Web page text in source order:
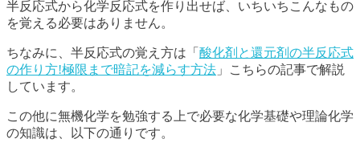
半反応式から化学反応式を作り出せば、いちいちこんなもの
を覚える必要はありません。
ちなみに、半反応式の覚え方は「 酸化剤と還元剤の半反応式
の作り方!極限まで暗記を減らす方法 」こちらの記事で解説
しています。
この他に無機化学を勉強する上で必要な化学基礎や理論化学
の知識は、以下の通りです。